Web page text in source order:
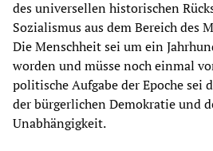
des universellen historischen
Sozialismus aus dem Bereich des
Die Menschheit sei um ein
worden und müsse noch einmal
politische Aufgabe der Epoche sei
der bürgerlichen Demokratie und
Unabhängigkeit.